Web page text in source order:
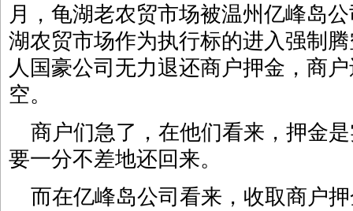
月，龟湖老农贸市场被温州亿峰岛
湖农贸市场作为执行标的进入强制
人国豪公司无力退还商户押金，商
空。
商户们急了，在他们看来，押金
要一分不差地还回来。
而在亿峰岛公司看来，收取商户